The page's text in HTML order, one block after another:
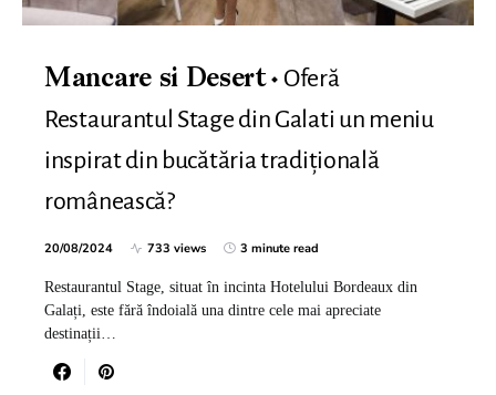
Mancare si Desert
Oferă
Restaurantul Stage din Galati un meniu
inspirat din bucătăria tradițională
românească?
20/08/2024 733 views 3 minute read
Restaurantul Stage, situat în incinta Hotelului Bordeaux din
Galați, este fără îndoială una dintre cele mai apreciate
destinații…